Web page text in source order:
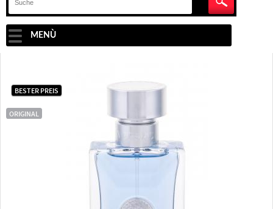
MENÙ
BESTER PREIS
ORIGINAL